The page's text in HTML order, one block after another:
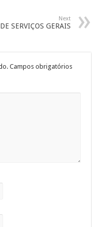
Next
SERVIÇOS GERAIS
Campos obrigatórios